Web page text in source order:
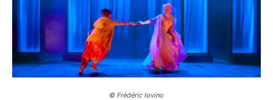
© Frédéric Iovino